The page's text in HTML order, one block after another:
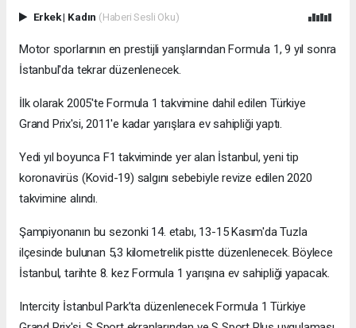
Erkek| Kadın (Haberi Sesli Oku)
Motor sporlarının en prestijli yarışlarından Formula 1, 9 yıl sonra
İstanbul'da tekrar düzenlenecek.
İlk olarak 2005'te Formula 1 takvimine dahil edilen Türkiye
Grand Prix'si, 2011'e kadar yarışlara ev sahipliği yaptı.
Yedi yıl boyunca F1 takviminde yer alan İstanbul, yeni tip
koronavirüs (Kovid-19) salgını sebebiyle revize edilen 2020
takvimine alındı.
Şampiyonanın bu sezonki 14. etabı, 13-15 Kasım'da Tuzla
ilçesinde bulunan 5,3 kilometrelik pistte düzenlenecek. Böylece
İstanbul, tarihte 8. kez Formula 1 yarışına ev sahipliği yapacak.
Intercity İstanbul Park’ta düzenlenecek Formula 1 Türkiye